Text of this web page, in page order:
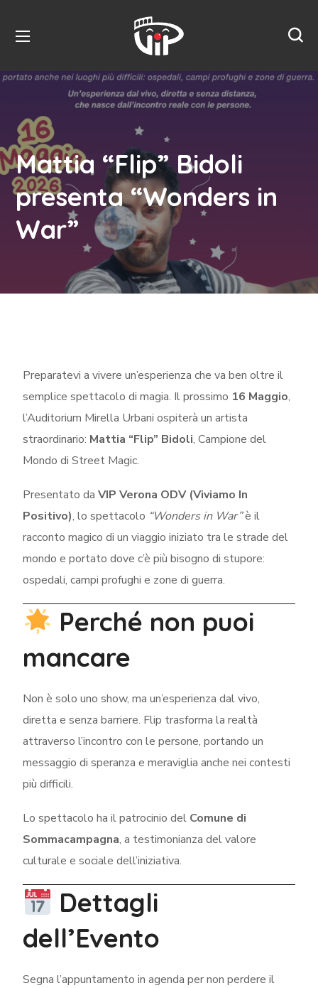
Mattia “Flip” Bidoli
presenta “Wonders in
War”
Preparatevi a vivere un’esperienza che va ben oltre il
semplice spettacolo di magia. Il prossimo 16 Maggio,
l’Auditorium Mirella Urbani ospiterà un artista
straordinario: Mattia “Flip” Bidoli, Campione del
Mondo di Street Magic.
Presentato daVIP Verona ODV (Viviamo In
Positivo), lo spettacolo “Wonders in War”è il
racconto magico di un viaggio iniziato tra le strade del
mondo e portato dove c’è più bisogno di stupore:
ospedali, campi profughi e zone di guerra.
Perché non puoi
mancare
Non è solo uno show, ma un’esperienza dal vivo,
diretta e senza barriere. Flip trasforma la realtà
attraverso l’incontro con le persone, portando un
messaggio di speranza e meraviglia anche nei contesti
più difficili.
Lo spettacolo ha il patrocinio del Comune di
Sommacampagna, a testimonianza del valore
culturale e sociale dell’iniziativa.
Dettagli
dell’Evento
Segna l’appuntamento in agenda per non perdere il